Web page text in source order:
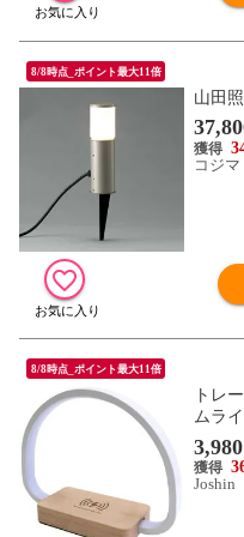
8/8時点_ポイント最大11倍
山田
コジマ
8/8時点_ポイント最大11倍
トレ
ムラ
ト 【
3,980
Joshin